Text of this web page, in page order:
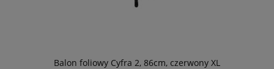
Balon foliowy Cyfra 2, 86cm, czerwony XL